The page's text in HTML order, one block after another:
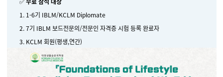
1. 1-6기 IBLM/KCLM Diplomate
2. 7기 IBLM 보드전문의/전문인 자격증 시험 등록 완료자
3. KCLM 회원(평생,연간)